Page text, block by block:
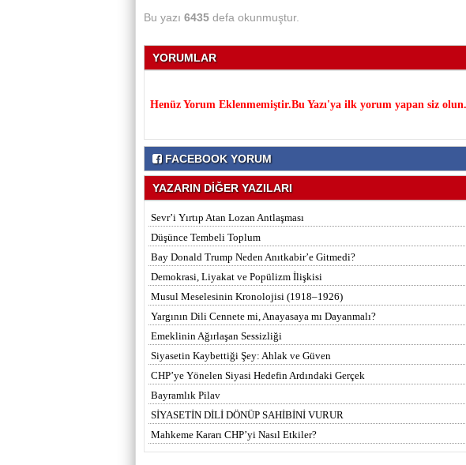
Bu yazı 6435 defa okunmuştur.
YORUMLAR
Henüz Yorum Eklenmemiştir.Bu Yazı'ya ilk yorum yapan siz olun.
FACEBOOK YORUM
YAZARIN DİĞER YAZILARI
Sevr’i Yırtıp Atan Lozan Antlaşması
Düşünce Tembeli Toplum
Bay Donald Trump Neden Anıtkabir’e Gitmedi?
Demokrasi, Liyakat ve Popülizm İlişkisi
Musul Meselesinin Kronolojisi (1918–1926)
Yargının Dili Cennete mi, Anayasaya mı Dayanmalı?
Emeklinin Ağırlaşan Sessizliği
Siyasetin Kaybettiği Şey: Ahlak ve Güven
CHP’ye Yönelen Siyasi Hedefin Ardındaki Gerçek
Bayramlık Pilav
SİYASETİN DİLİ DÖNÜP SAHİBİNİ VURUR
Mahkeme Kararı CHP’yi Nasıl Etkiler?